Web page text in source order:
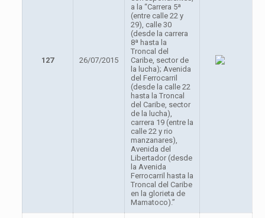
127 26/07/2015
a la “Carrera 5ª
(entre calle 22 y
29), calle 30
(desde la carrera
8ª hasta la
Troncal del
Caribe, sector de
la lucha); Avenida
del Ferrocarril
(desde la calle 22
hasta la Troncal
del Caribe, sector
de la lucha),
carrera 19 (entre la
calle 22 y rio
manzanares),
Avenida del
Libertador (desde
la Avenida
Ferrocarril hasta la
Troncal del Caribe
en la glorieta de
Mamatoco).”